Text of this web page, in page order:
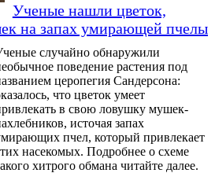
Ученые нашли цветок,
на запах умирающей пчелы
случайно обнаружили
поведение растения под
церопегия Сандерсона:
что цветок умеет
в свою ловушку мушек-
источая запах
пчел, который привлекает
насекомых. Подробнее о схеме
хитрого обмана читайте далее.